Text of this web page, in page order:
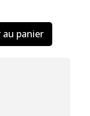
panier